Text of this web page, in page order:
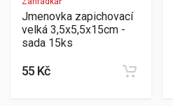
Jmenovka zapichovací
velká 3,5x5,5x15cm -
sada 15ks
55 Kč